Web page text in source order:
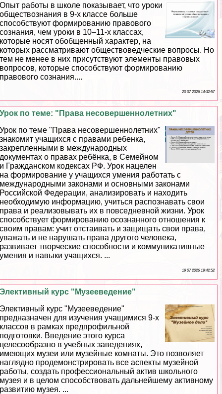
Опыт работы в школе показывает, что уроки
обществознания в 9-х классе больше
способствуют формированию правового
сознания, чем уроки в 10–11-х классах,
которые носят обобщенный хаpaктер, на
которых рассматривают обществоведческие вопросы. Но
тем не менее в них присутствуют элементы правовых
вопросов, которые способствуют формированию
правового сознания....
20 07 2026 14:32:57
Урок по теме: "Права несовершеннолетних"
Урок по теме "Права несовершеннолетних"
знакомит учащихся с правами ребенка,
закрепленными в международных
документах о правах ребёнка, в Семейном
и Гражданском кодексах РФ. Урок нацелен
на формирование у учащихся умения работать с
международными законами и основными законами
Российской Федерации, анализировать и находить
необходимую информацию, учиться распознавать свои
права и реализовывать их в повседневной жизни. Урок
способствует формированию осознанного отношения к
своим правам: учит отстаивать и защищать свои права,
уважать и не нарушать права другого человека,
развивает творческие способности и коммуникативные
умения и навыки учащихся. ...
19 07 2026 19:42:52
Элективный курс "Музееведение"
Элективный курс "Музееведение"
предназначен для изучения учащимися 9-х
классов в рамках предпрофильной
подготовки. Введение этого курса
целесообразно в учебных заведениях,
имеющих музеи или музейные комнаты. Это позволяет
наглядно продемонстрировать все аспекты музейной
работы, создать профессиональный актив школьного
музея и в целом способствовать дальнейшему активному
развитию музея. ...